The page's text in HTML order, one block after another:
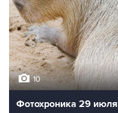
10
Фотохроника 29 июля